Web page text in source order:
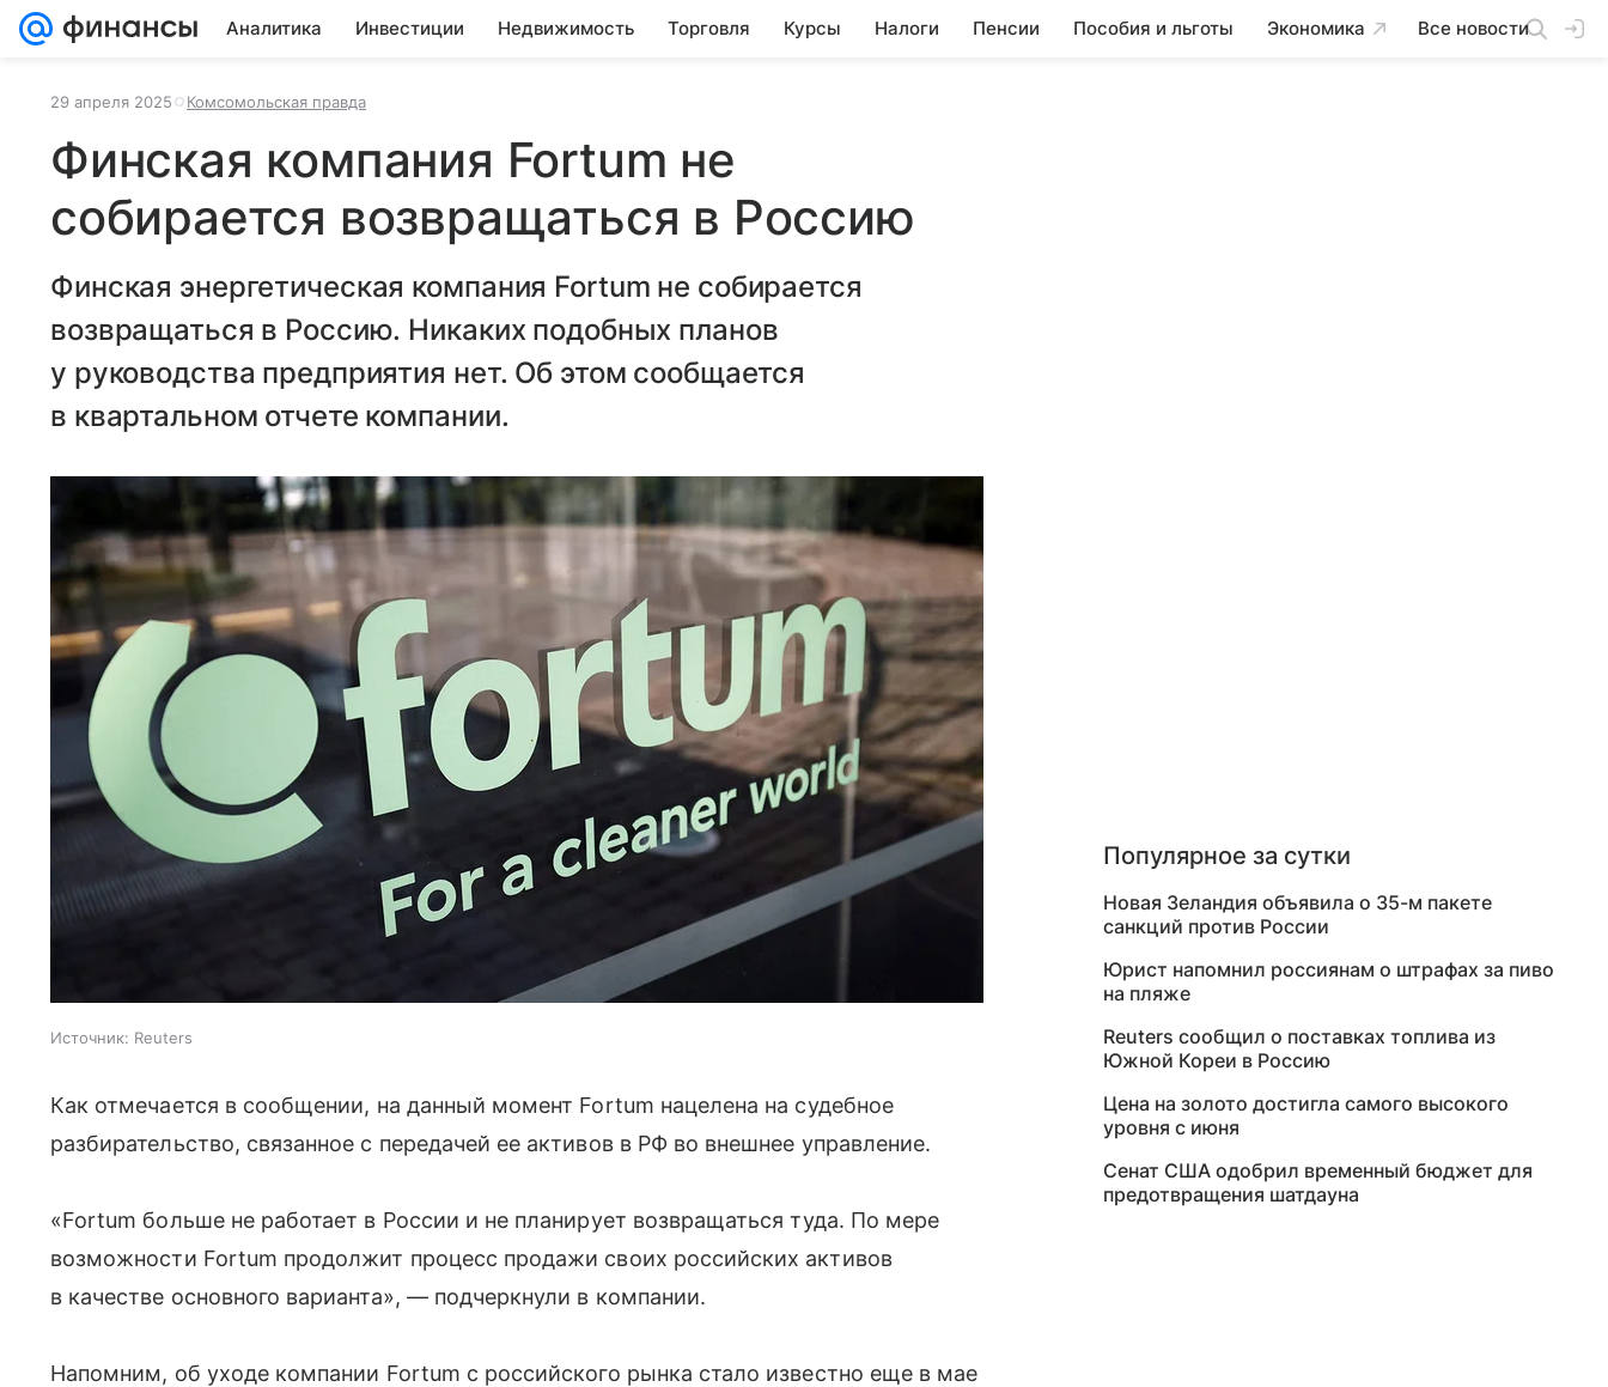
Аналитика Инвестиции Недвижимость Торговля Курсы Налоги Пенсии Пособия и льготы Экономика Все новости
29 апреля 2025 Комсомольская правда
Финская компания Fortum не
собирается возвращаться в Россию
Финская энергетическая компания Fortum не собирается
возвращаться в Россию. Никаких подобных планов
у руководства предприятия нет. Об этом сообщается
в квартальном отчете компании.
Источник: Reuters
Как отмечается в сообщении, на данный момент Fortum нацелена на судебное
разбирательство, связанное с передачей ее активов в РФ во внешнее управление.
«Fortum больше не работает в России и не планирует возвращаться туда. По мере
возможности Fortum продолжит процесс продажи своих российских активов
в качестве основного варианта», — подчеркнули в компании.
Напомним, об уходе компании Fortum с российского рынка стало известно еще в мае
Популярное за сутки
Новая Зеландия объявила о 35-м пакете
санкций против России
Юрист напомнил россиянам о штрафах за пиво
на пляже
Reuters сообщил о поставках топлива из
Южной Кореи в Россию
Цена на золото достигла самого высокого
уровня с июня
Сенат США одобрил временный бюджет для
предотвращения шатдауна